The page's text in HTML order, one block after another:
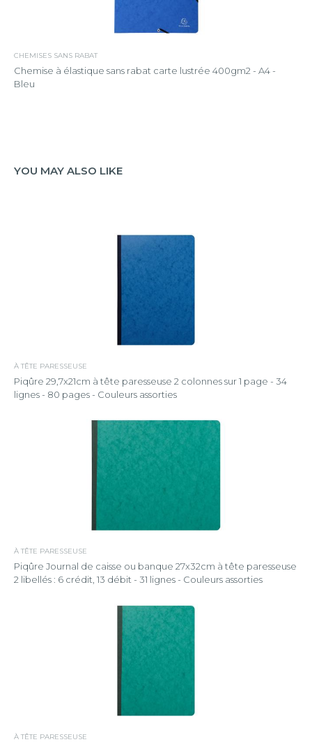
CHEMISES SANS RABAT
Chemise à élastique sans rabat carte lustrée 400gm2 - A4 -
Bleu
YOU MAY ALSO LIKE
À TÊTE PARESSEUSE
Piqûre 29,7x21cm à tête paresseuse 2 colonnes sur 1 page - 34
lignes - 80 pages - Couleurs assorties
À TÊTE PARESSEUSE
Piqûre Journal de caisse ou banque 27x32cm à tête paresseuse
2 libellés : 6 crédit, 13 débit - 31 lignes - Couleurs assorties
À TÊTE PARESSEUSE